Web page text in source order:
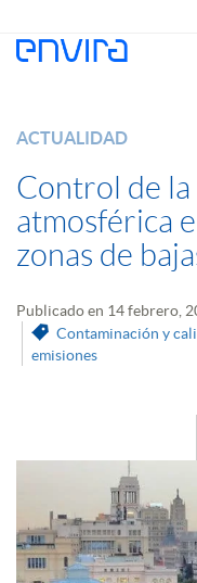
ACTUALIDAD
Control de
atmosférica
zonas de
Publicado en 14 febrero,
Contaminación y
emisiones